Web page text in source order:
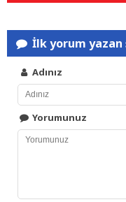
İlk yorum yazan
Adınız
Yorumunuz